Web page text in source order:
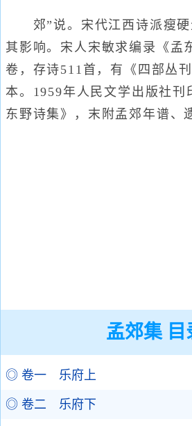
郊”说。宋代江西诗派瘦硬
其影响。宋人宋敏求编录《孟
卷，存诗511首，有《四部丛
本。1959年人民文学出版社刊
东野诗集》，末附孟郊年谱、
孟郊集 目
◎ 卷一 乐府上
◎ 卷二 乐府下